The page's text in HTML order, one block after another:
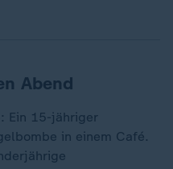
Abend
Ein 15-jähriger
in einem Café.